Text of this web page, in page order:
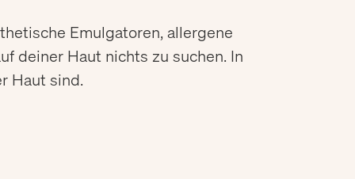
Emulgatoren, allergene
deiner Haut nichts zu suchen. In
Haut sind.